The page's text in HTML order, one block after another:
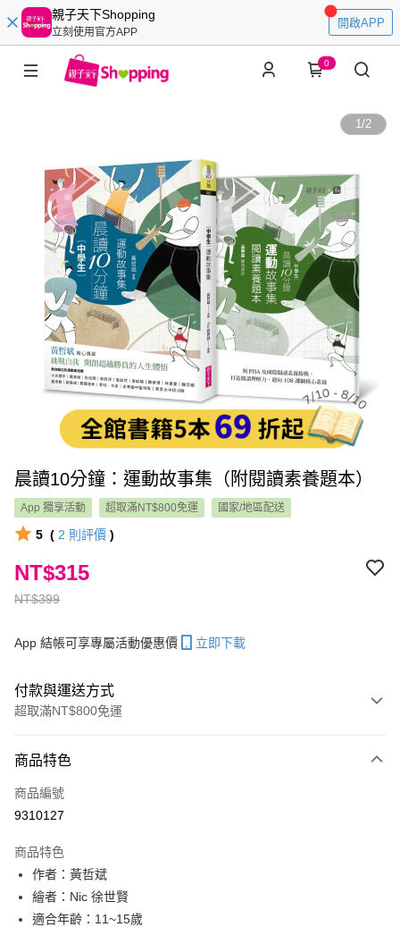
親子天下Shopping
立刻使用官方APP
開啟APP
0
1/2
晨讀10分鐘：運動故事集（附閱讀素養題本）
App 獨享活動 超取滿NT$800免運 國家/地區配送
5 ( 2 則評價 )
NT$399
NT$315
App 結帳可享專屬活動優惠價 立即下載
付款與運送方式
超取滿NT$800免運
信用卡一次付款
LINE Pay
大哥付你分期
相關說明
【大哥付你分期使用說明】
商品特色
商品編號
9310127
商品特色
作者：黃哲斌
繪者：Nic 徐世賢
適合年齡：11~15歲